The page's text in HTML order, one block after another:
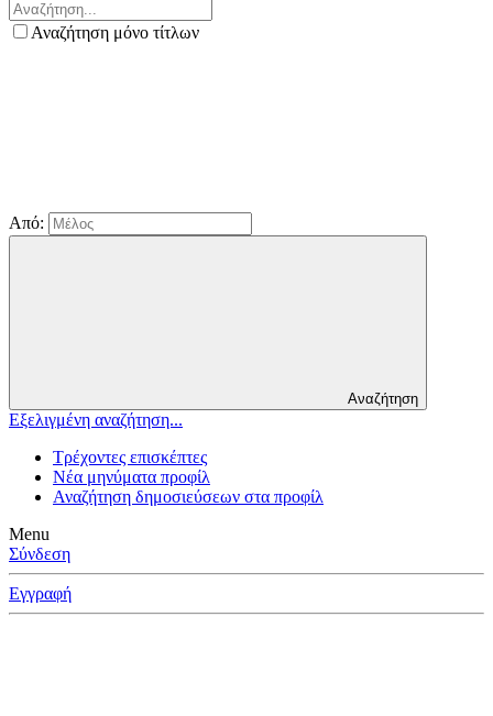
Αναζήτηση μόνο τίτλων
Από:
Αναζήτηση
Εξελιγμένη αναζήτηση...
Τρέχοντες επισκέπτες
Νέα μηνύματα προφίλ
Αναζήτηση δημοσιεύσεων στα προφίλ
Menu
Σύνδεση
Εγγραφή